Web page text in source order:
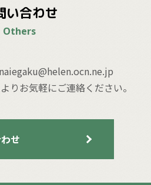
い合わせ
Others
りお気軽にご連絡ください。
せ